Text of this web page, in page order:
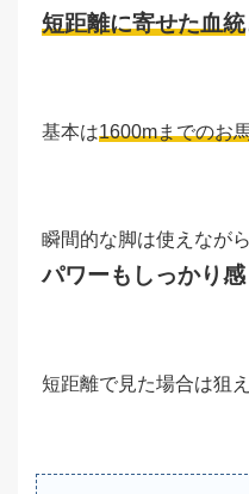
短距離に寄せた血統
基本は1600mまでのお
瞬間的な脚は使えながら
パワーもしっかり感
短距離で見た場合は狙